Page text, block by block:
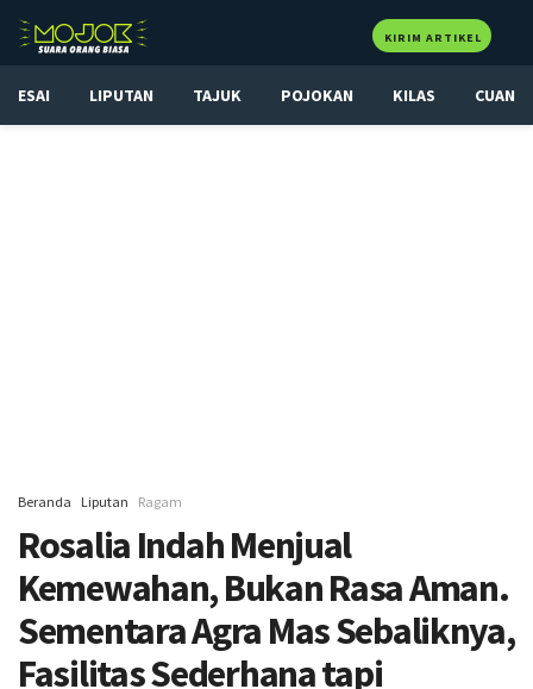
KIRIM ARTIKEL
ESAI LIPUTAN TAJUK POJOKAN KILAS CUAN
Beranda Liputan Ragam
Rosalia Indah Menjual
Kemewahan, Bukan Rasa Aman.
Sementara Agra Mas Sebaliknya,
Fasilitas Sederhana tapi